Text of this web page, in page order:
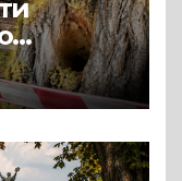
на
всохли
чи